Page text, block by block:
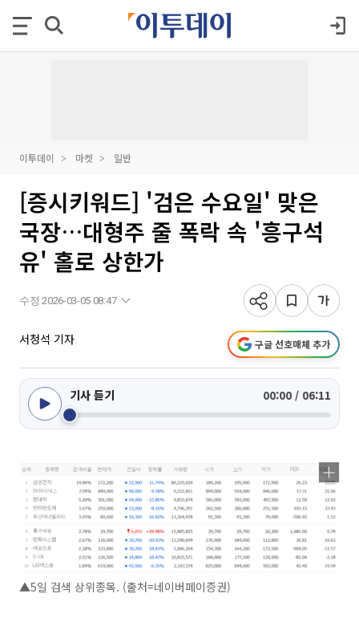
이투데이 마켓 일반
[증시키워드] '검은 수요일' 맞은
국장…대형주 줄 폭락 속 '흥구석
유' 홀로 상한가
수정 2026-03-05 08:47
서청석 기자 구글 선호매체 추가
기사 듣기 00:00 / 06:11
▲5일 검색 상위종목. (출처=네이버페이증권)